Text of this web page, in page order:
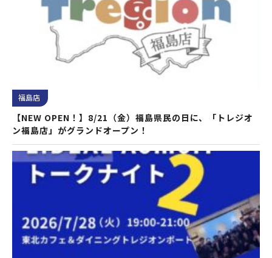
福島店
【NEW OPEN！】8/21（金）福島県民の日に、「トレジオ
ン福島店」がグランドオープン！